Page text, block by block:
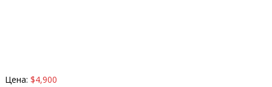
Цена: $4,900